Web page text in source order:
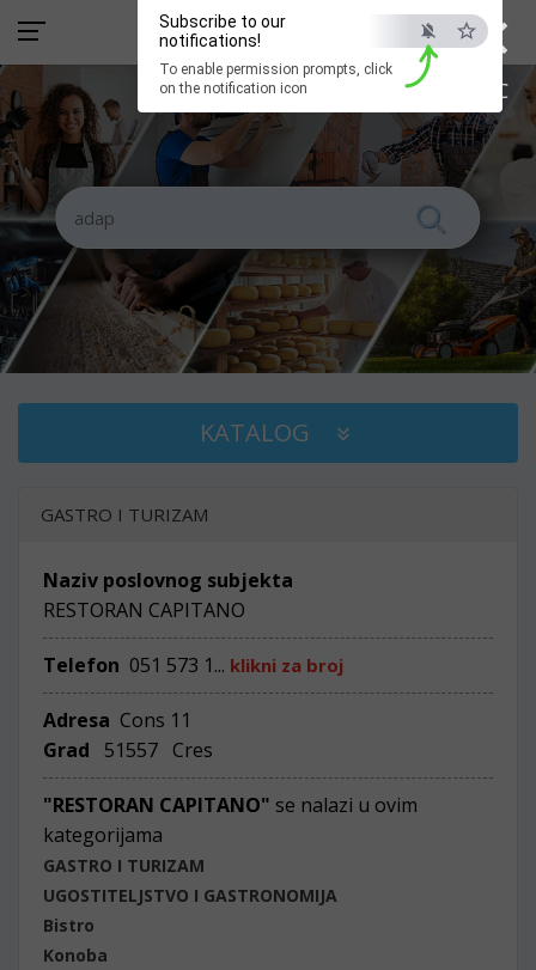
×
ESC
Subscribe to our
notifications!
To enable permission prompts, click
on the notification icon
KATALOG
GASTRO I TURIZAM
Naziv poslovnog subjekta
RESTORAN CAPITANO
Telefon 051 573 1... klikni za broj
Adresa Cons 11
Grad
51557 Cres
"RESTORAN CAPITANO" se nalazi u ovim
kategorijama
GASTRO I TURIZAM
UGOSTITELJSTVO I GASTRONOMIJA
Bistro
Konoba